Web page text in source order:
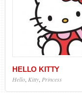
HELLO KITTY
Hello Kitty Princess